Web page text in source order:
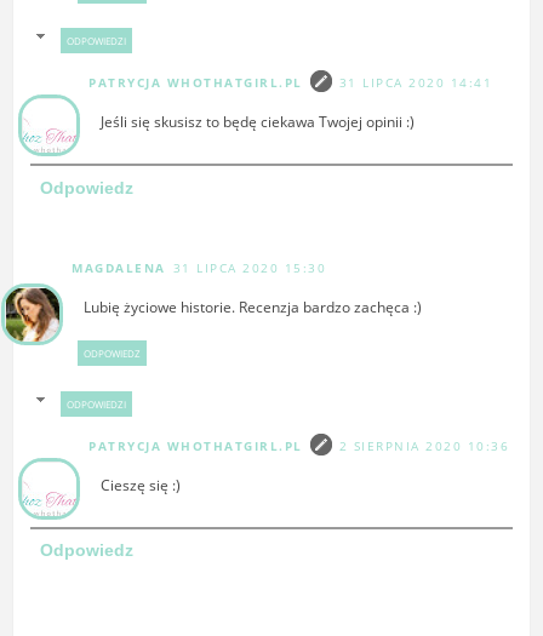
ODPOWIEDZI
PATRYCJA WHOTHATGIRL.PL 31 LIPCA 2020 14:41
Jeśli się skusisz to będę ciekawa Twojej opinii :)
Odpowiedz
MAGDALENA 31 LIPCA 2020 15:30
Lubię życiowe historie. Recenzja bardzo zachęca :)
ODPOWIEDZ
ODPOWIEDZI
PATRYCJA WHOTHATGIRL.PL 2 SIERPNIA 2020 10:36
Cieszę się :)
Odpowiedz